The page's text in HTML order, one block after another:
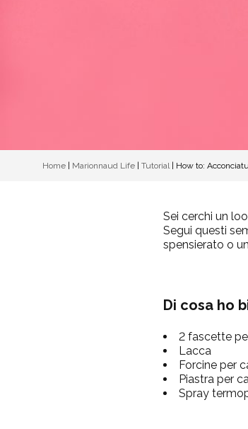
Home Marionnaud Life Tutorial| How to:
Sei cerchi un
Segui questi
spensierato o
Di cosa ho
2 fascette
Lacca
Forcine per
Piastra per
Spray